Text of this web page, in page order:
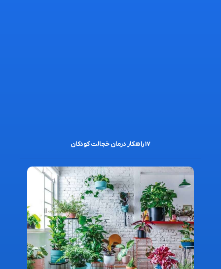
۱۷ راهکار درمان خجالت کودکان